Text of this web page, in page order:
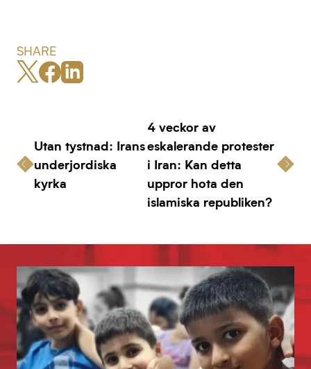
SHARE
Utan tystnad: Irans
underjordiska
kyrka
4 veckor av
eskalerande protester
i Iran: Kan detta
uppror hota den
islamiska republiken?